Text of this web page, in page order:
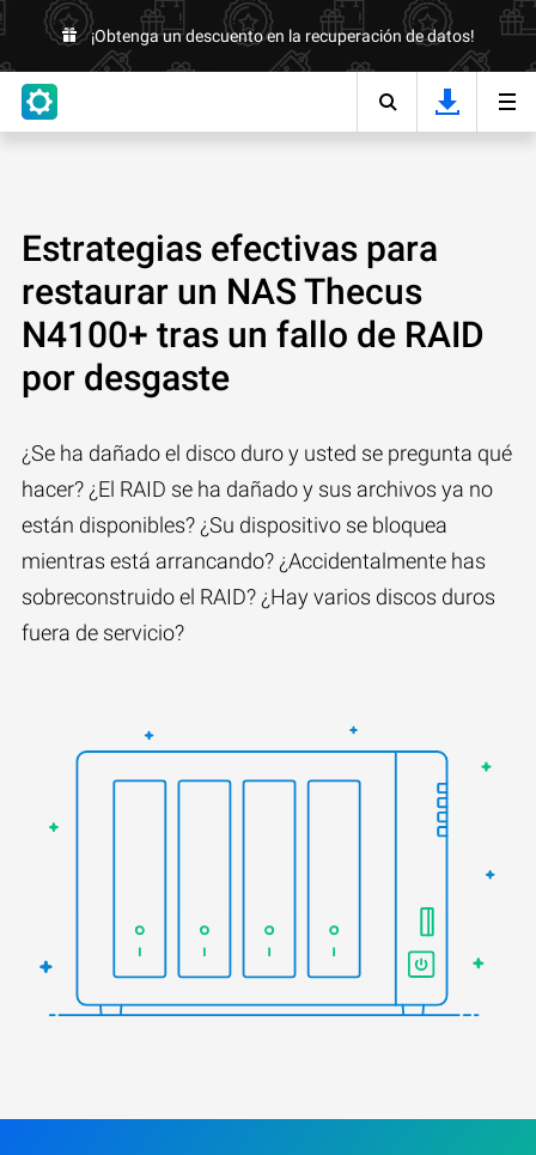
¡Obtenga un descuento en la recuperación de datos!
Estrategias efectivas para
restaurar un NAS Thecus
N4100+ tras un fallo de RAID
por desgaste
¿Se ha dañado el disco duro y usted se pregunta qué
hacer? ¿El RAID se ha dañado y sus archivos ya no
están disponibles? ¿Su dispositivo se bloquea
mientras está arrancando? ¿Accidentalmente has
sobreconstruido el RAID? ¿Hay varios discos duros
fuera de servicio?